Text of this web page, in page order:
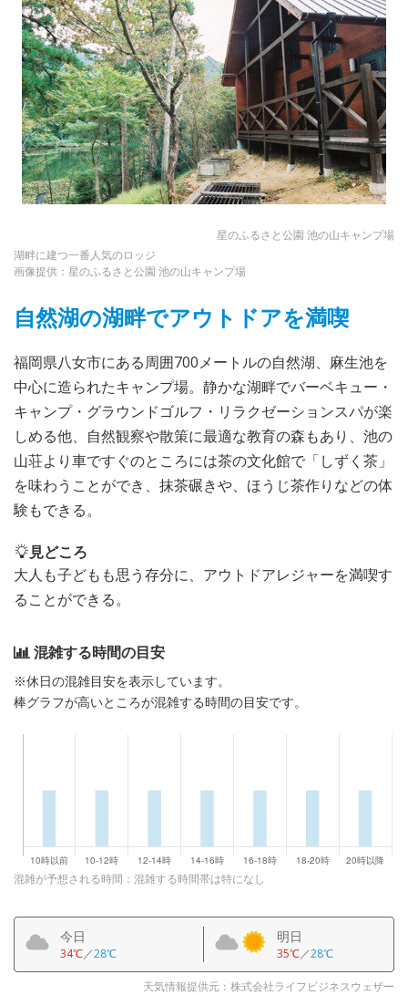
星のふるさと公園 池の山キャンプ場
湖畔に建つ一番人気のロッジ
画像提供：星のふるさと公園 池の山キャンプ場
自然湖の湖畔でアウトドアを満喫
福岡県八女市にある周囲700メートルの自然湖、麻生池を
中心に造られたキャンプ場。静かな湖畔でバーベキュー・
キャンプ・グラウンドゴルフ・リラクゼーションスパが楽
しめる他、自然観察や散策に最適な教育の森もあり、池の
山荘より車ですぐのところには茶の文化館で「しずく茶」
を味わうことができ、抹茶碾きや、ほうじ茶作りなどの体
験もできる。
見どころ
大人も子どもも思う存分に、アウトドアレジャーを満喫す
ることができる。
混雑する時間の目安
※休日の混雑目安を表示しています。
棒グラフが高いところが混雑する時間の目安です。
混雑が予想される時間：混雑する時間帯は特になし
今日
34℃／28℃
明日
35℃／28℃
天気情報提供元：株式会社ライフビジネスウェザー